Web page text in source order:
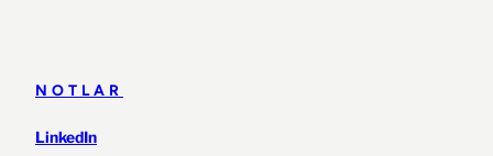
NOTLAR
LinkedIn